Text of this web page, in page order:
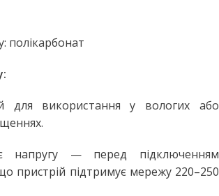
полікарбонат
для використання у вологих або
напругу — перед підключенням
пристрій підтримує мережу 220–250